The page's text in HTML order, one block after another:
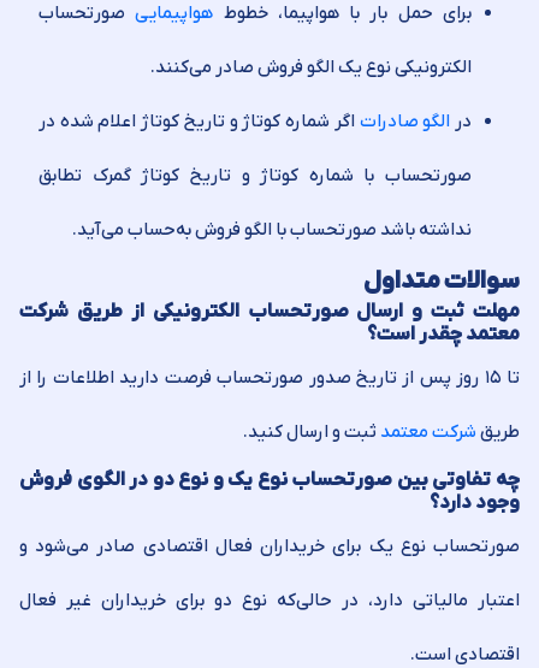
برای حمل بار با هواپیما، خطوط هواپیماییصورتحساب
الکترونیکی نوع یک الگو فروش صادر می‌کنند.
در الگو صادرات اگر شماره کوتاژ و تاریخ کوتاژ اعلام شده در
صورتحساب با شماره کوتاژ و تاریخ کوتاژ گمرک تطابق
نداشته باشد صورتحساب با الگو فروش به‌حساب می‌آید.
سوالات متداول
مهلت ثبت و ارسال صورتحساب الکترونیکی از طریق شرکت
معتمد چقدر است؟
تا ۱۵ روز پس از تاریخ صدور صورتحساب فرصت دارید اطلاعات را از
طریق شرکت معتمد ثبت و ارسال کنید.
چه تفاوتی بین صورتحساب نوع یک و نوع دو در الگوی فروش
وجود دارد؟
صورتحساب نوع یک برای خریداران فعال اقتصادی صادر می‌شود و
اعتبار مالیاتی دارد، در حالی‌که نوع دو برای خریداران غیر فعال
اقتصادی است.